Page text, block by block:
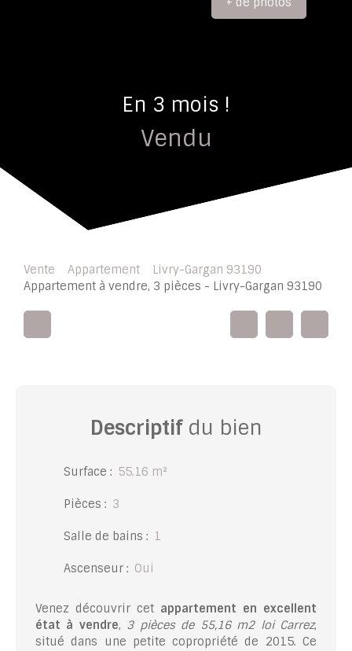
En 3 mois !
Vendu
Vente Appartement
Livry-Gargan 93190
Appartement à vendre, 3 pièces - Livry-Gargan 93190
Descriptifdu bien
Surface : 55.16 m²
Pièces : 3
Salle de bains : 1
Ascenseur : Oui
Venez découvrir cet appartement en excellent
état à vendre, 3 pièces de 55,16 m2 loi Carrez,
situé dans une petite copropriété de 2015. Ce